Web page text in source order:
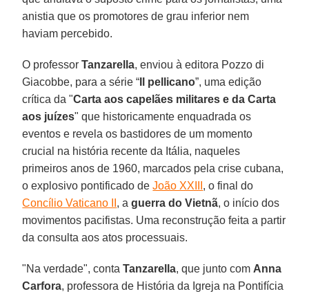
anistia que os promotores de grau inferior nem
haviam percebido.
O professorTanzarella, enviou à editora Pozzo di
Giacobbe, para a série “ Il pellicano”, uma edição
crítica da "Carta aos capelães militares e da Carta
aos juízes" que historicamente enquadrada os
eventos e revela os bastidores de um momento
crucial na história recente da Itália, naqueles
primeiros anos de 1960, marcados pela crise cubana,
o explosivo pontificado deJoão XXIII , o final do
Concílio Vaticano II , aguerra do Vietnã, o início dos
movimentos pacifistas. Uma reconstrução feita a partir
da consulta aos atos processuais.
"Na verdade", contaTanzarella, que junto com Anna
Carfora, professora de História da Igreja na Pontifícia